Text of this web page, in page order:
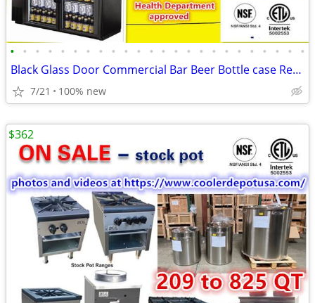
• • • • • • • • • • • • • • • • • • • • • • • •
Black Glass Door Commercial Bar Beer Bottle case Refrigerator Cooler
7/21 100% new
$362